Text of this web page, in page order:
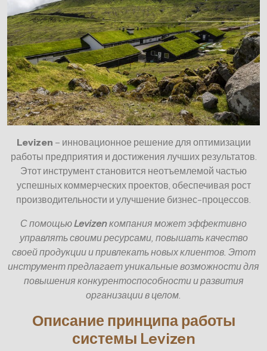
Levizen – инновационное решение для оптимизации
работы предприятия и достижения лучших результатов.
Этот инструмент становится неотъемлемой частью
успешных коммерческих проектов, обеспечивая рост
производительности и улучшение бизнес-процессов.
С помощьюLevizenкомпания может эффективно
управлять своими ресурсами, повышать качество
своей продукции и привлекать новых клиентов. Этот
инструмент предлагает уникальные возможности для
повышения конкурентоспособности и развития
организации в целом.
Описание принципа работы
системы Levizen